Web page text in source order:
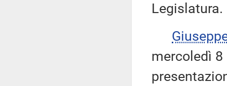
Legislatura.
mercoledì